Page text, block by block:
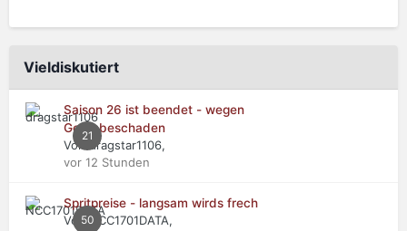
Vieldiskutiert
21
Saison 26 ist beendet - wegen
Getriebeschaden
Von dragstar1106,
vor 12 Stunden
50
Spritpreise - langsam wirds frech
Von NCC1701DATA,